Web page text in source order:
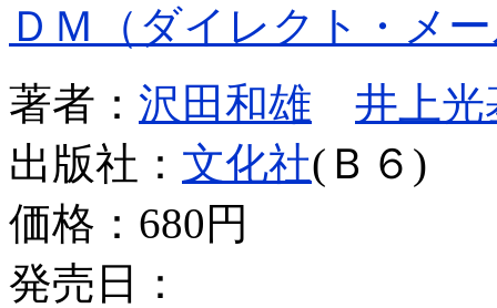
ＤＭ（ダイレクト・メ
著者： 沢田和雄
井上光
出版社： 文化社(Ｂ６)
価格： 680円
発売日：